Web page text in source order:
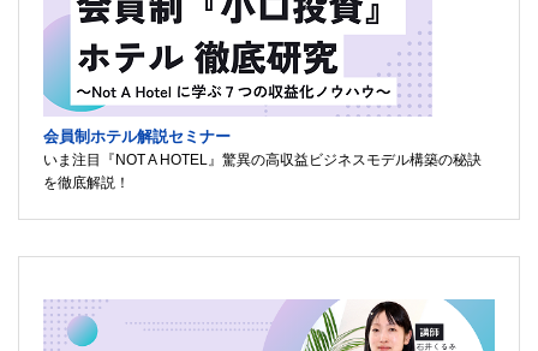
会員制ホテル解説セミナー
いま注目『NOT A HOTEL』驚異の高収益ビジネスモデル構築の秘訣
を徹底解説！